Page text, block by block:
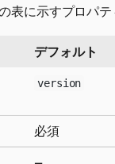
に示すプロパテ
デフォルト
version
必須